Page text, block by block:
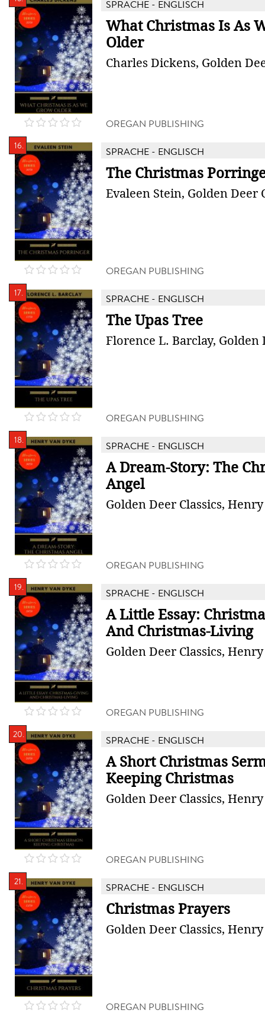
SPRACHE - ENGLISCH
What Christmas Is As
Older
Charles Dickens, Golden
OREGAN PUBLISHING
16. SPRACHE - ENGLISCH
The Christmas
Evaleen Stein, Golden Deer
OREGAN PUBLISHING
17. SPRACHE - ENGLISCH
The Upas Tree
Florence L. Barclay, Golden
OREGAN PUBLISHING
18. SPRACHE - ENGLISCH
A Dream-Story: The
Angel
Golden Deer Classics,
OREGAN PUBLISHING
19. SPRACHE - ENGLISCH
A Little Essay:
And Christmas-Living
Golden Deer Classics,
OREGAN PUBLISHING
20. SPRACHE - ENGLISCH
A Short Christmas
Keeping Christmas
Golden Deer Classics,
OREGAN PUBLISHING
21. SPRACHE - ENGLISCH
Christmas Prayers
Golden Deer Classics,
OREGAN PUBLISHING